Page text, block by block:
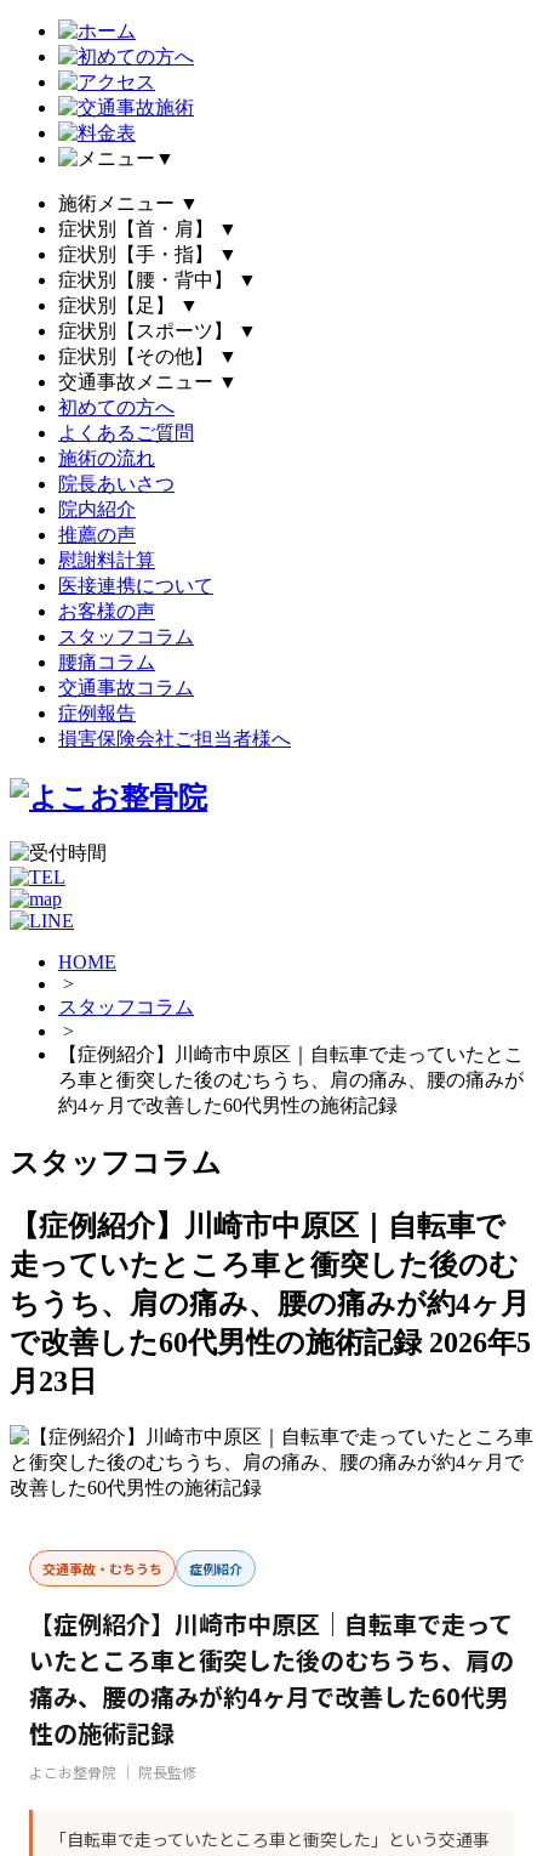
▼
施術メニュー ▼
症状別【首・肩】
▼
症状別【手・指】
▼
症状別【腰・背中】
▼
症状別【足】
▼
症状別【スポーツ】
▼
症状別【その他】
▼
交通事故メニュー ▼
初めての方へ
よくあるご質問
施術の流れ
院長あいさつ
院内紹介
推薦の声
慰謝料計算
医接連携について
お客様の声
スタッフコラム
腰痛コラム
交通事故コラム
症例報告
損害保険会社ご担当者様へ
HOME
>
スタッフコラム
>
【症例紹介】川崎市中原区｜自転車で走っていたとこ
ろ車と衝突した後のむちうち、肩の痛み、腰の痛みが
約4ヶ月で改善した60代男性の施術記録
スタッフコラム
【症例紹介】川崎市中原区｜自転車で
走っていたところ車と衝突した後のむ
ちうち、肩の痛み、腰の痛みが約4ヶ月
で改善した60代男性の施術記録 2026年5
月23日
交通事故・むちうち 症例紹介
【症例紹介】川崎市中原区｜自転車で走って
いたところ車と衝突した後のむちうち、肩の
痛み、腰の痛みが約4ヶ月で改善した60代男
性の施術記録
よこお整骨院 ｜ 院長監修
「自転車で走っていたところ車と衝突した」という交通事